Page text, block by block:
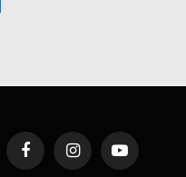
FacebookInstagramYouTube